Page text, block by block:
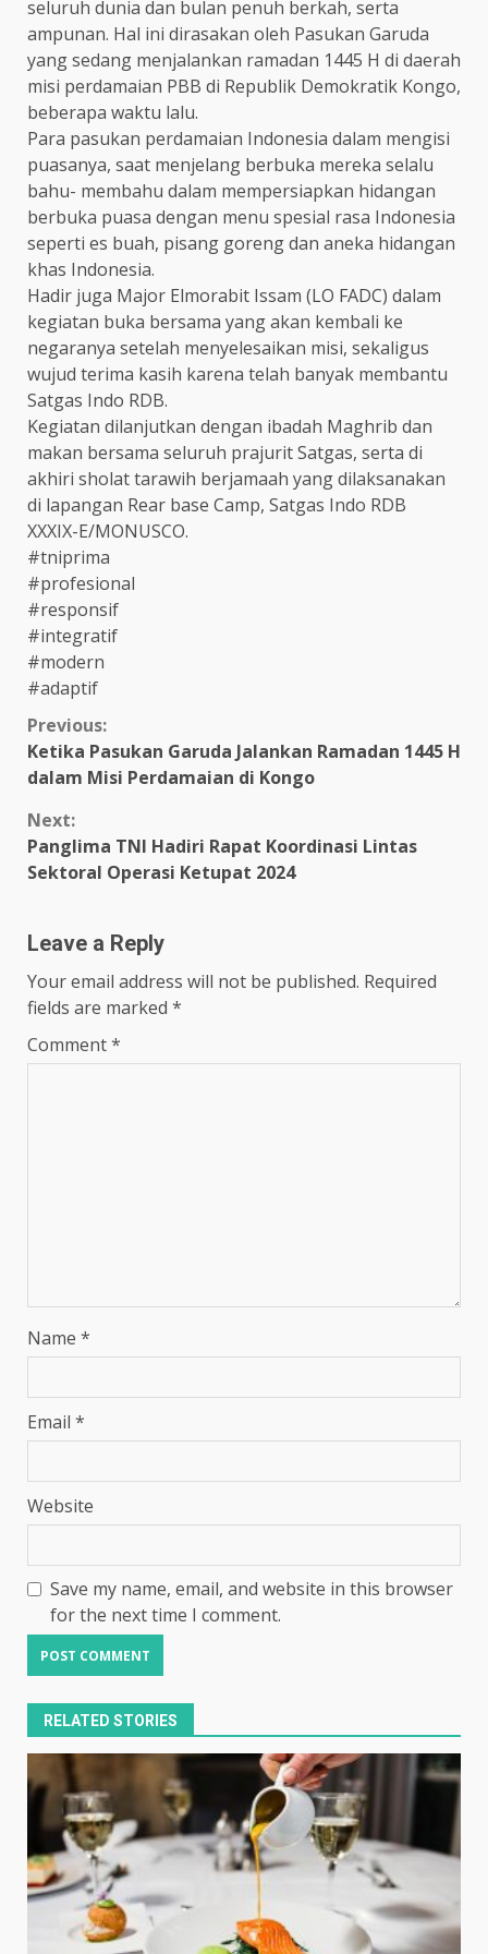
seluruh dunia dan bulan penuh berkah, serta
ampunan. Hal ini dirasakan oleh Pasukan Garuda
yang sedang menjalankan ramadan 1445 H di daerah
misi perdamaian PBB di Republik Demokratik Kongo,
beberapa waktu lalu.
Para pasukan perdamaian Indonesia dalam mengisi
puasanya, saat menjelang berbuka mereka selalu
bahu- membahu dalam mempersiapkan hidangan
berbuka puasa dengan menu spesial rasa Indonesia
seperti es buah, pisang goreng dan aneka hidangan
khas Indonesia.
Hadir juga Major Elmorabit Issam (LO FADC) dalam
kegiatan buka bersama yang akan kembali ke
negaranya setelah menyelesaikan misi, sekaligus
wujud terima kasih karena telah banyak membantu
Satgas Indo RDB.
Kegiatan dilanjutkan dengan ibadah Maghrib dan
makan bersama seluruh prajurit Satgas, serta di
akhiri sholat tarawih berjamaah yang dilaksanakan
di lapangan Rear base Camp, Satgas Indo RDB
XXXIX-E/MONUSCO.
#tniprima
#profesional
#responsif
#integratif
#modern
#adaptif
Continue
Reading
Previous:
Ketika Pasukan Garuda Jalankan Ramadan 1445 H
dalam Misi Perdamaian di Kongo
Next:
Panglima TNI Hadiri Rapat Koordinasi Lintas
Sektoral Operasi Ketupat 2024
Leave a Reply
Your email address will not be published. Required
fields are marked *
Comment*
Name *
Email *
Website
Save my name, email, and website in this browser
for the next time I comment.
RELATED STORIES